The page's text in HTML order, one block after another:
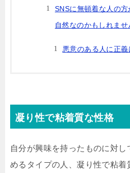
SNSに無頓着な人の
自然なのかもしれませ
悪意のある人に正義
凝り性で粘着質な性格
自分が興味を持ったものに対
めるタイプの人、凝り性で粘着